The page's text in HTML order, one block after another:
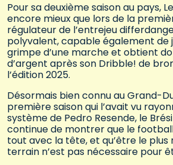
Pour sa deuxième saison au pays,
encore mieux que lors de la
régulateur de l’entrejeu
polyvalent, capable également de
grimpe d’une marche et obtient
d’argent après son Dribble! de
l’édition 2025.
Désormais bien connu au Grand-
première saison qui l’avait vu
système de Pedro Resende, le
continue de montrer que le
tout avec la tête, et qu’être le plus
terrain n’est pas nécessaire pour